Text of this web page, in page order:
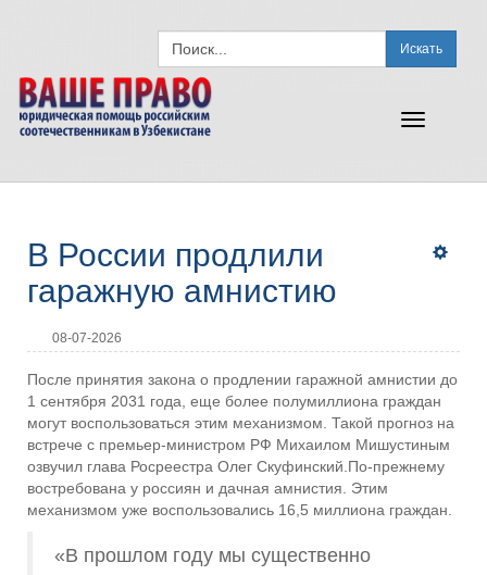
Искать
Toggle
В России продлили
гаражную амнистию
08-07-2026
После принятия закона о продлении гаражной амнистии до
1 сентября 2031 года, еще более полумиллиона граждан
могут воспользоваться этим механизмом. Такой прогноз на
встрече с премьер-министром РФ Михаилом Мишустиным
озвучил глава Росреестра Олег Скуфинский.По-прежнему
востребована у россиян и дачная амнистия. Этим
механизмом уже воспользовались 16,5 миллиона граждан.
«В прошлом году мы существенно